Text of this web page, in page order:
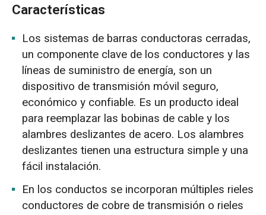
Características
Los sistemas de barras conductoras cerradas,
un componente clave de los conductores y las
líneas de suministro de energía, son un
dispositivo de transmisión móvil seguro,
económico y confiable. Es un producto ideal
para reemplazar las bobinas de cable y los
alambres deslizantes de acero. Los alambres
deslizantes tienen una estructura simple y una
fácil instalación.
En los conductos se incorporan múltiples rieles
conductores de cobre de transmisión o rieles